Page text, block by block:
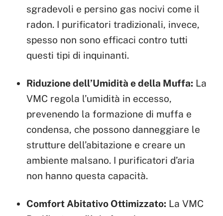
sgradevoli e persino gas nocivi come il
radon. I purificatori tradizionali, invece,
spesso non sono efficaci contro tutti
questi tipi di inquinanti.
Riduzione dell’Umidità e della Muffa: La
VMC regola l’umidità in eccesso,
prevenendo la formazione di muffa e
condensa, che possono danneggiare le
strutture dell’abitazione e creare un
ambiente malsano. I purificatori d’aria
non hanno questa capacità.
Comfort Abitativo Ottimizzato: La VMC